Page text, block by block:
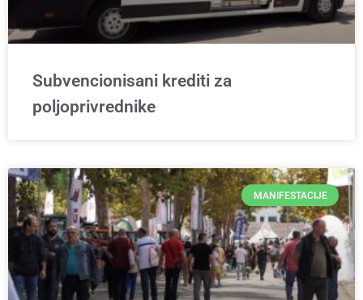
Subvencionisani krediti za
poljoprivrednike
MANIFESTACIJE